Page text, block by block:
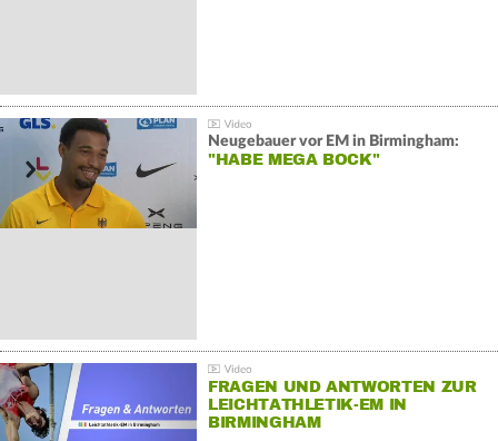
Neugebauer vor EM in Birmingham:
"HABE MEGA BOCK"
FRAGEN UND ANTWORTEN ZUR
LEICHTATHLETIK-EM IN
BIRMINGHAM